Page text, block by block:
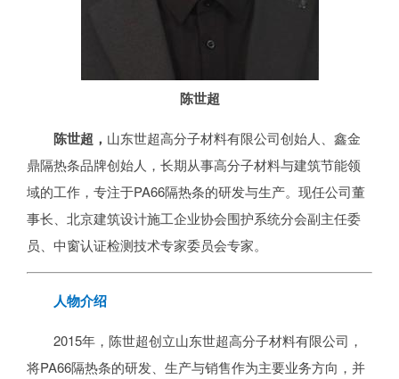
陈世超
陈世超， 山东世超高分子材料有限公司创始人、鑫金
鼎隔热条品牌创始人，长期从事高分子材料与建筑节能领
域的工作，专注于PA66隔热条的研发与生产。现任公司董
事长、北京建筑设计施工企业协会围护系统分会副主任委
员、中窗认证检测技术专家委员会专家。
人物介绍
2015年，陈世超创立山东世超高分子材料有限公司，
将PA66隔热条的研发、生产与销售作为主要业务方向，并